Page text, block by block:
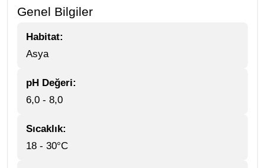
Genel Bilgiler
Habitat:
Asya
pH Değeri:
6,0 - 8,0
Sıcaklık:
18 - 30°C